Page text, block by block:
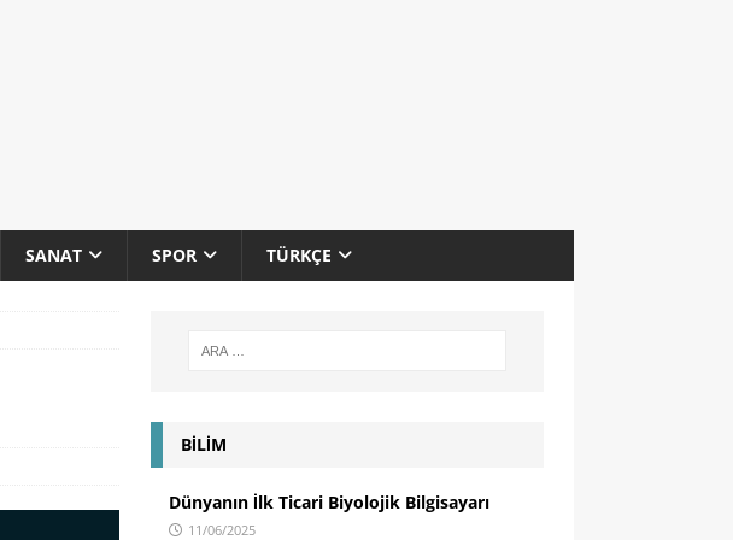
SANAT SPOR TÜRKÇE
BİLİM
Dünyanın İlk Ticari Biyolojik Bilgisayarı
11/06/2025